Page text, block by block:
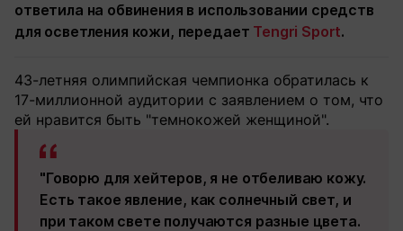
ответила на обвинения в использовании средств
для осветления кожи, передает Tengri Sport.
43-летняя олимпийская чемпионка обратилась к
17-миллионной аудитории с заявлением о том, что
ей нравится быть "темнокожей женщиной".
"Говорю для хейтеров, я не отбеливаю кожу.
Есть такое явление, как солнечный свет, и
при таком свете получаются разные цвета.